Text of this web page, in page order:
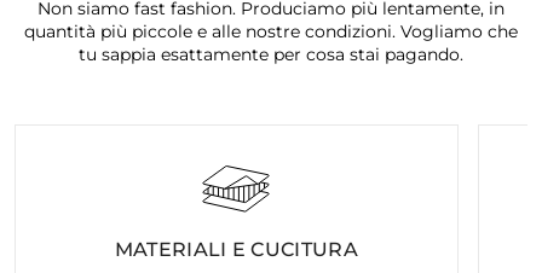
Non siamo fast fashion. Produciamo più lentamente, in
quantità più piccole e alle nostre condizioni. Vogliamo che
tu sappia esattamente per cosa stai pagando.
MATERIALI E CUCITURA